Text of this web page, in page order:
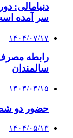
دنیامالی:
سر آمده
۱۴۰۴/۰۷/۱۷
رابطه
سالمندان
۱۴۰۴/۰۴/۱۵
حضور دو
۱۴۰۴/۰۵/۱۳